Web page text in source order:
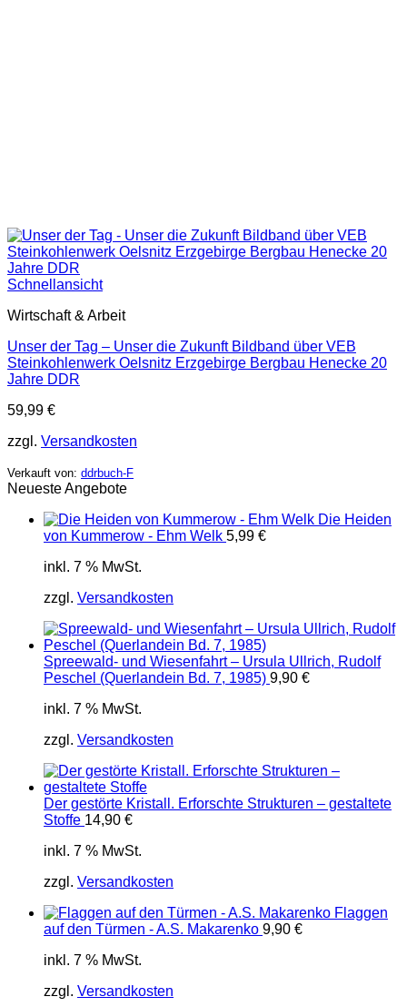
Schnellansicht
Wirtschaft & Arbeit
Unser der Tag – Unser die Zukunft Bildband über VEB
Steinkohlenwerk Oelsnitz Erzgebirge Bergbau Henecke 20
Jahre DDR
59,99 €
zzgl. Versandkosten
Verkauft von: ddrbuch-F
Neueste Angebote
Die Heiden
von Kummerow - Ehm Welk 5,99 €
inkl. 7 % MwSt.
zzgl. Versandkosten
Spreewald- und Wiesenfahrt – Ursula Ullrich, Rudolf
Peschel (Querlandein Bd. 7, 1985) 9,90 €
inkl. 7 % MwSt.
zzgl. Versandkosten
Der gestörte Kristall. Erforschte Strukturen – gestaltete
Stoffe 14,90 €
inkl. 7 % MwSt.
zzgl. Versandkosten
Flaggen
auf den Türmen - A.S. Makarenko 9,90 €
inkl. 7 % MwSt.
zzgl. Versandkosten